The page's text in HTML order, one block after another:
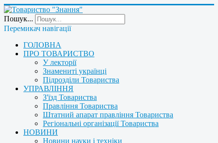
Пошук...
Перемикач навігації
ГОЛОВНА
ПРО ТОВАРИСТВО
У лекторії
Знамениті українці
Підрозділи Товариства
УПРАВЛІННЯ
З'їзд Товариства
Правління Товариства
Штатний апарат правління Товариства
Регіональні організації Товариства
НОВИНИ
Новини науки і техніки